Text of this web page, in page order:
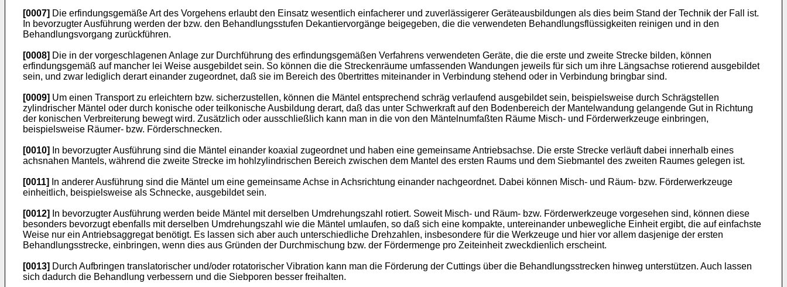
[0007] Die erfindungsgemäße Art des Vorgehens erlaubt den Einsatz wesentlich einfacherer und zuverlässigerer Geräteausbildungen als dies beim Stand der Technik der Fall ist.
In bevorzugter Ausführung werden der bzw. den Behandlungsstufen Dekantiervorgänge beigegeben, die die verwendeten Behandlungsflüssigkeiten reinigen und in den
Behandlungsvorgang zurückführen.
[0008] Die in der vorgeschlagenen Anlage zur Durchführung des erfindungsgemäßen Verfahrens verwendeten Geräte, die die erste und zweite Strecke bilden, können
erfindungsgemäß auf mancher lei Weise ausgebildet sein. So können die die Streckenräume umfassenden Wandungen jeweils für sich um ihre Längsachse rotierend ausgebildet
sein, und zwar lediglich derart einander zugeordnet, daß sie im Bereich des 0bertrittes miteinander in Verbindung stehend oder in Verbindung bringbar sind.
[0009] Um einen Transport zu erleichtern bzw. sicherzustellen, können die Mäntel entsprechend schräg verlaufend ausgebildet sein, beispielsweise durch Schrägstellen
zylindrischer Mäntel oder durch konische oder teilkonische Ausbildung derart, daß das unter Schwerkraft auf den Bodenbereich der Mantelwandung gelangende Gut in Richtung
der konischen Verbreiterung bewegt wird. Zusätzlich oder ausschließlich kann man in die von den Mäntelnumfaßten Räume Misch- und Förderwerkzeuge einbringen,
beispielsweise Räumer- bzw. Förderschnecken.
[0010]
In bevorzugter Ausführung sind die Mäntel einander koaxial zugeordnet und haben eine gemeinsame Antriebsachse. Die erste Strecke verläuft dabei innerhalb eines
achsnahen Mantels, während die zweite Strecke im hohlzylindrischen Bereich zwischen dem Mantel des ersten Raums und dem Siebmantel des zweiten Raumes gelegen ist.
[0011]
In anderer Ausführung sind die Mäntel um eine gemeinsame Achse in Achsrichtung einander nachgeordnet. Dabei können Misch- und Räum- bzw. Förderwerkzeuge
einheitlich, beispielsweise als Schnecke, ausgebildet sein.
[0012]
In bevorzugter Ausführung werden beide Mäntel mit derselben Umdrehungszahl rotiert. Soweit Misch- und Räum- bzw. Förderwerkzeuge vorgesehen sind, können diese
besonders bevorzugt ebenfalls mit derselben Umdrehungszahl wie die Mäntel umlaufen, so daß sich eine kompakte, untereinander unbewegliche Einheit ergibt, die auf einfachste
Weise nur ein Antriebsaggregat benötigt. Es lassen sich aber auch unterschiedliche Drehzahlen, insbesondere für die Werkzeuge und hier vor allem dasjenige der ersten
Behandlungsstrecke, einbringen, wenn dies aus Gründen der Durchmischung bzw. der Fördermenge pro Zeiteinheit zweckdienlich erscheint.
[0013] Durch Aufbringen translatorischer und/oder rotatorischer Vibration kann man die Förderung der Cuttings über die Behandlungsstrecken hinweg unterstützen. Auch lassen
sich dadurch die Behandlung verbessern und die Siebporen besser freihalten.